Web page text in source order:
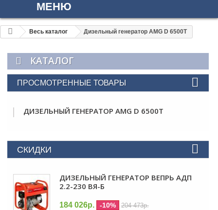
МЕНЮ
Весь каталог Дизельный генератор AMG D 6500T
КАТАЛОГ
ПРОСМОТРЕННЫЕ ТОВАРЫ
ДИЗЕЛЬНЫЙ ГЕНЕРАТОР AMG D 6500T
СКИДКИ
ДИЗЕЛЬНЫЙ ГЕНЕРАТОР ВЕПРЬ АДП
2.2-230 ВЯ-Б
184 026р. -10% 204 473р.